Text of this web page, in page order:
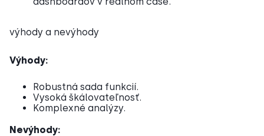
výhody a nevýhody
Výhody:
Robustná sada funkcií.
Vysoká škálovateľnosť.
Komplexné analýzy.
Nevýhody: